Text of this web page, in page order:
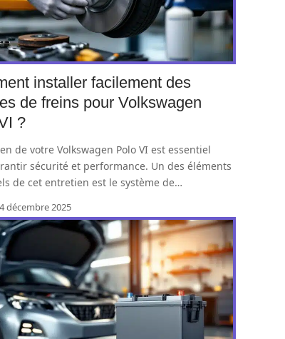
installer facilement des
de freins pour Volkswagen
?
de votre Volkswagen Polo VI est essentiel
sécurité et performance. Un des éléments
de cet entretien est le système de…
décembre 2025